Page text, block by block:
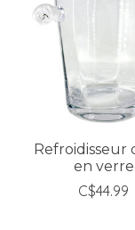
Refroidisseur
en verre
C$44.99